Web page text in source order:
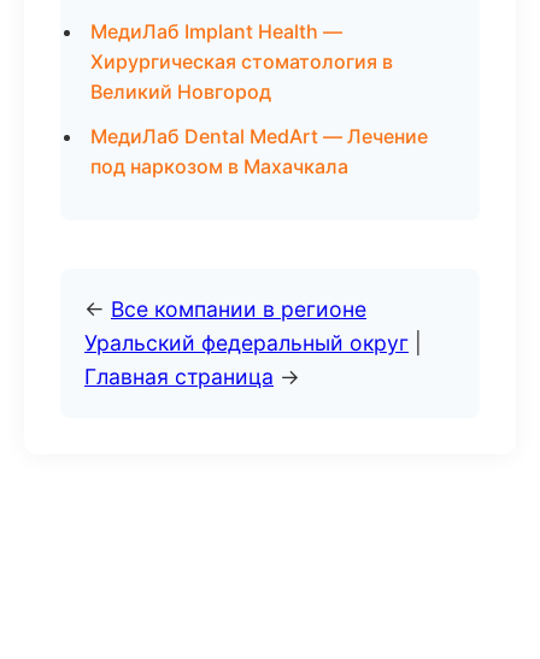
МедиЛаб Implant Health —
Хирургическая стоматология в
Великий Новгород
МедиЛаб Dental MedArt — Лечение
под наркозом в Махачкала
← Все компании в регионе
Уральский федеральный округ
Главная страница →